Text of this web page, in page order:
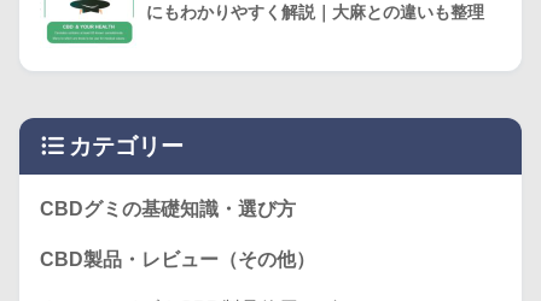
にもわかりやすく解説｜大麻との違いも整理
カテゴリー
CBDグミの基礎知識・選び方
CBD製品・レビュー（その他）